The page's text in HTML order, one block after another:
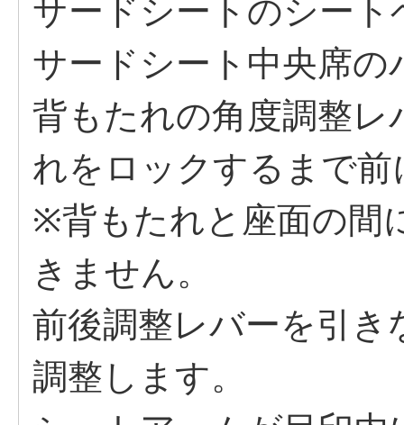
サードシートのシー
サードシート中央席
背もたれの角度調整
れをロックするまで
※背もたれと座面の間
きません。
前後調整レバーを引
調整します。